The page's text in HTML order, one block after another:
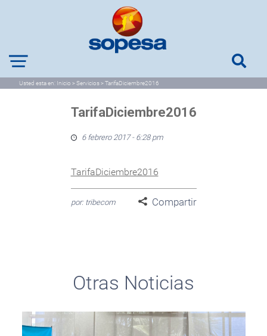
Usted esta en: Inicio > Servicios> TarifaDiciembre2016
TarifaDiciembre2016
6 febrero 2017 - 6:28 pm
TarifaDiciembre2016
por: tribecom Compartir
Otras Noticias